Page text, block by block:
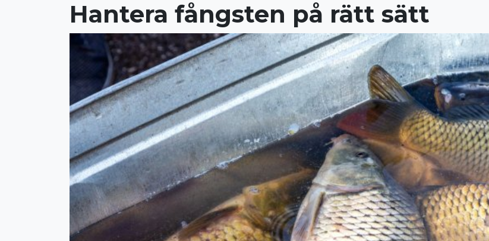
Hantera fångsten på rätt sätt